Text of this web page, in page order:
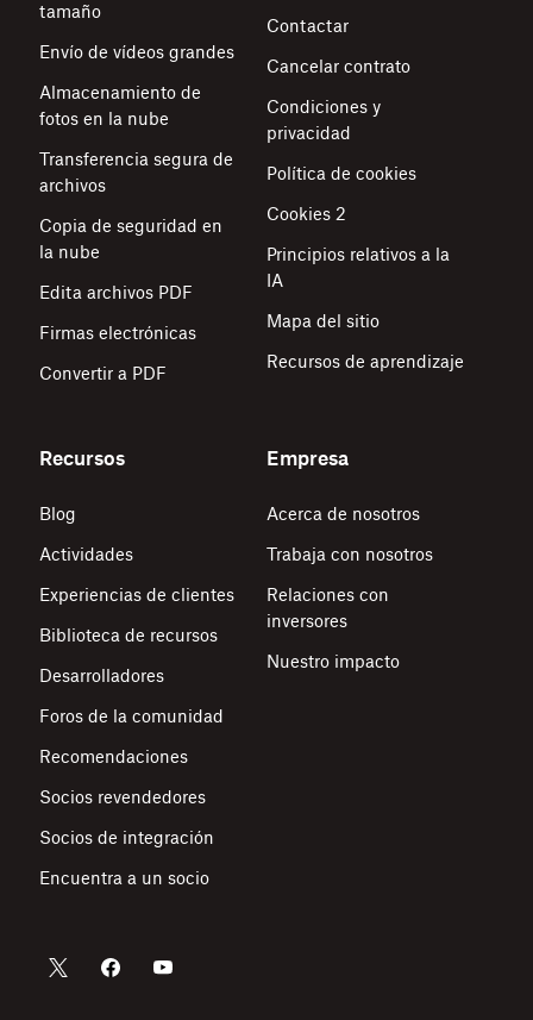
tamaño
Envío de vídeos grandes
Almacenamiento de
fotos en la nube
Transferencia segura de
archivos
Copia de seguridad en
la nube
Edita archivos PDF
Firmas electrónicas
Convertir a PDF
Contactar
Cancelar contrato
Condiciones y
privacidad
Política de cookies
Cookies 2
Principios relativos a la
IA
Mapa del sitio
Recursos de aprendizaje
Recursos
Blog
Actividades
Experiencias de clientes
Biblioteca de recursos
Desarrolladores
Foros de la comunidad
Recomendaciones
Socios revendedores
Socios de integración
Encuentra a un socio
Empresa
Acerca de nosotros
Trabaja con nosotros
Relaciones con
inversores
Nuestro impacto